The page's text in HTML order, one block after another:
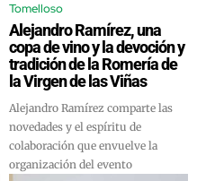
Tomelloso
Alejandro Ramírez, una
copa de vino y la devoción y
tradición de la Romería de
la Virgen de las Viñas
Alejandro Ramírez comparte las
novedades y el espíritu de
colaboración que envuelve la
organización del evento